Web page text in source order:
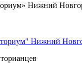
Нижний
Нижний